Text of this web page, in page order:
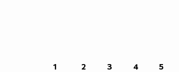
1 2 3 4 5